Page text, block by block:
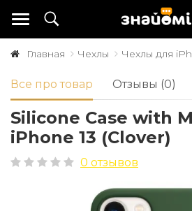
Главная Чехлы Чехлы для
Все про товар Отзывы (0)
Silicone Case with
iPhone 13 (Clover)
0 отзывов